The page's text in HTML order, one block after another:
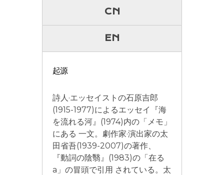
CN
EN
起源
詩人·エッセイストの石原吉郎
(1915-1977)によるエッセイ『海
を流れる河』(1974)内の「メモ」
にある 一文。劇作家·演出家の太
田省吾(1939-2007)の著作、
『動詞の陰翳』(1983)の「在る
a」の冒頭で引用 されている。太